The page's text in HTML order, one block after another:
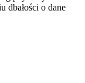
dbałości o dane